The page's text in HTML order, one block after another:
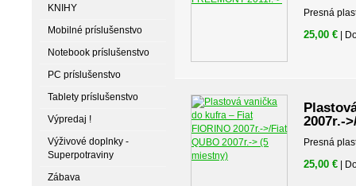
KNIHY
Mobilné príslušenstvo
Notebook príslušenstvo
PC príslušenstvo
Tablety príslušenstvo
Výpredaj !
Výživové doplnky -
Superpotraviny
Zábava
Presná
25,00 € |
2007r.-
Presná
25,00 € |